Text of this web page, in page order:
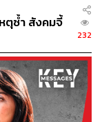
นเจล ฟาราจ ใน
มา
จอห์น ฮีลีย์
รองนายกฯ ที่ได้
ลาออกอย่างมี
ยบร้อย
ตุซ้ำ สังคมจี้
232